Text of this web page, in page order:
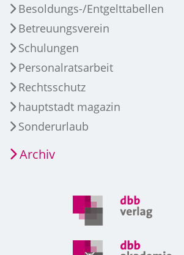
Besoldungs-/Entgelttabellen
Betreuungsverein
Schulungen
Personalratsarbeit
Rechtsschutz
hauptstadt magazin
Sonderurlaub
Archiv